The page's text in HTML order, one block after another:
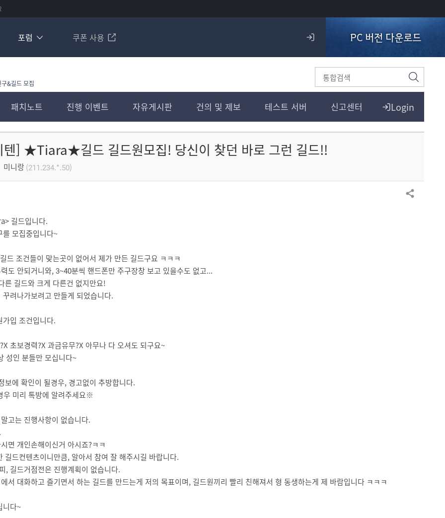
포럼 쿠폰 사용
로
PC 버전 다운로드
검
색
Login
패치노트 진행 이벤트 자유게시판 건의 및 제보 테스트 서버 신고센터
구&길드 모집
] ★Tiara★길드 길드원모집! 당신이 찾던 바로 그런 길드!!
미니랑(211.234.*.50)
공유하기
길드입니다.
모집중입니다~
드 조건들이 맞는곳이 없어서 제가 만든 길드구요 ㅋㅋㅋ
도 안되거니와, 3~40분씩 핸드폰만 주구장창 보고 있을수도 없고...
른 길드와 크게 다른건 없지만요!
려나가보려고 만들게 되었습니다.
입 조건입니다.
초보경력?X 과금유무?X 아무나 다 오셔도 되구요~
성인 분들만 모십니다~
보에 확인이 될경우, 경고없이 추방합니다.
미리 톡방에 알려주세요※
고는 진행사항이 없습니다.
면 개인손해이신거 아시죠?ㅋㅋ
길드컨텐츠이니만큼, 알아서 참여 잘 해주시길 바랍니다.
, 길드거점전은 진행계획이 없습니다.
서 대화하고 즐기면서 하는 길드를 만드는게 저의 목표이며, 길드원끼리 빨리 친해져서 형 동생하는게 제 바람입니다 ㅋㅋㅋ
니다~